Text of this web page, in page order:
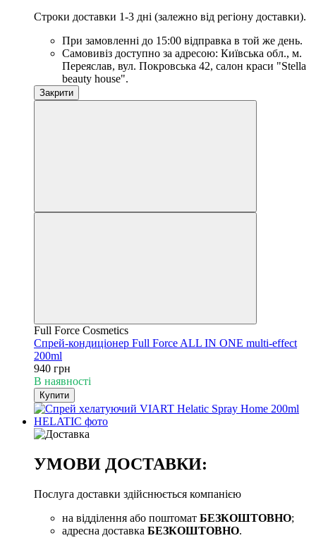
Строки доставки 1-3 дні (залежно від регіону доставки).
При замовленні до 15:00 відправка в той же день.
Самовивіз доступно за адресою: Київська обл., м.
Переяслав, вул. Покровська 42, салон краси "Stella
beauty house".
Закрити
Full Force Cosmetics
Спрей-кондиціонер Full Force ALL IN ONE multi-effect
200ml
940 грн
В наявності
Купити
УМОВИ ДОСТАВКИ:
Послуга доставки здійснюється компанією
на відділення або поштомат БЕЗКОШТОВНО;
адресна доставка БЕЗКОШТОВНО.